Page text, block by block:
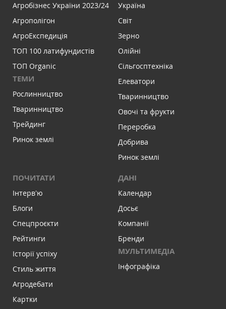
Агробізнес України 2023/24
Агрополігон
АгроЕкспедиція
ТОП 100 латифундистів
ТОП Organic
ТЕМИ
Рослинництво
Тваринництво
Трейдинг
Ринок землі
Україна
Світ
Зерно
Олійні
Сільгосптехніка
Елеватори
Тваринництво
Овочі та фрукти
Переробка
Добрива
Ринок землі
ПОЧИТАТИ
Інтервʼю
Блоги
Спецпроєкти
Рейтинги
Історії успіху
Стиль життя
Агродебати
Картки
ДАНІ
Календар
Досьє
Компанії
Бренди
МУЛЬТИМЕДІА
Інфографіка